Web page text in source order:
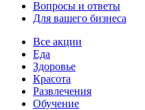
Вопросы и ответы
Для вашего бизнеса
Все акции
Еда
Здоровье
Красота
Развлечения
Обучение